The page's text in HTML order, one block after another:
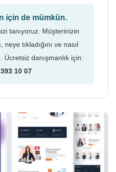
için de mümkün.
tanıyoruz. Müşterinizin
tıkladığını ve nasıl
danışmanlık için:
10 07